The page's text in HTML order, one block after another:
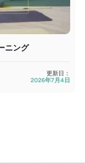
ニング
更新日：
2026年7月4日